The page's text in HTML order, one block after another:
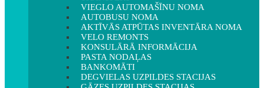
VIEGLO AUTOMAŠĪNU NOMA
AUTOBUSU NOMA
AKTĪVĀS ATPŪTAS INVENTĀRA NOMA
VELO REMONTS
KONSULĀRĀ INFORMĀCIJA
PASTA NODAĻAS
BANKOMĀTI
DEGVIELAS UZPILDES STACIJAS